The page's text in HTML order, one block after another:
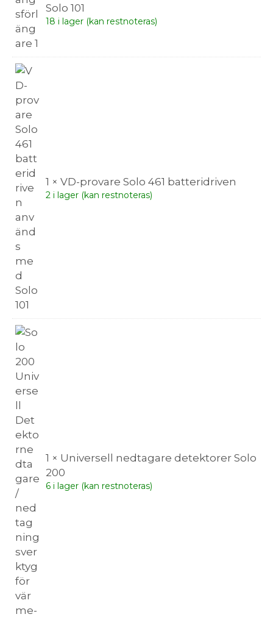
Solo 101
18 i lager (kan restnoteras)
1 × VD-provare Solo 461 batteridriven
2 i lager (kan restnoteras)
1 × Universell nedtagare detektorer Solo
200
6 i lager (kan restnoteras)